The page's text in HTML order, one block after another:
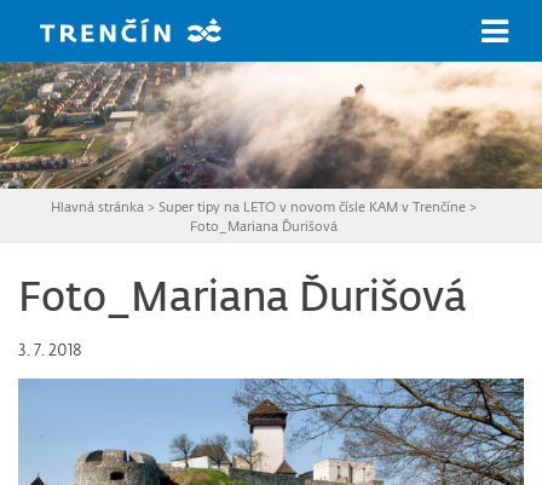
Hlavná stránka >Super tipy na LETO v novom čísle KAM v Trenčíne >
Foto_Mariana Ďurišová
Foto_Mariana Ďurišová
3. 7. 2018